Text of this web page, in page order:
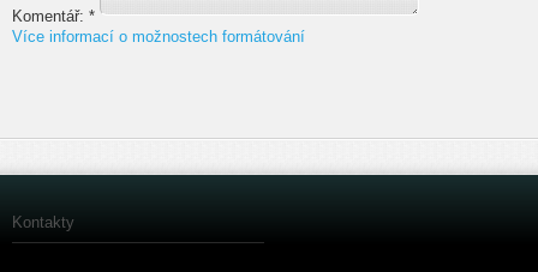
Komentář: *
Více informací o možnostech formátování
Kontakty